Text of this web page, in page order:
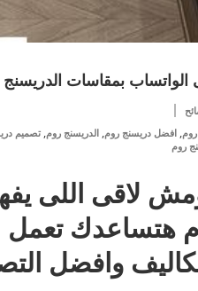
بمقاسات
, افضل دريسنج روم, الدريسنج روم, تصميم
روم
لاقى اللى
هتساعدك تعمل
وافضل